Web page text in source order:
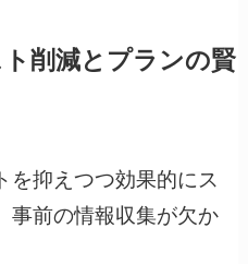
削減とプランの賢
を抑えつつ効果的にス
事前の情報収集が欠か